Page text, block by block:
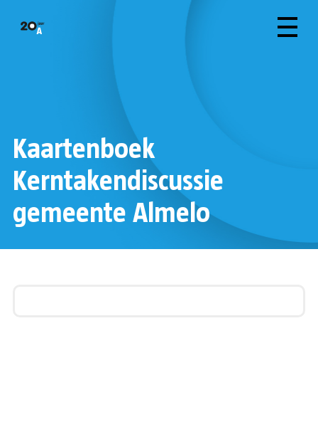
Kaartenboek
Kerntakendiscussie
gemeente Almelo